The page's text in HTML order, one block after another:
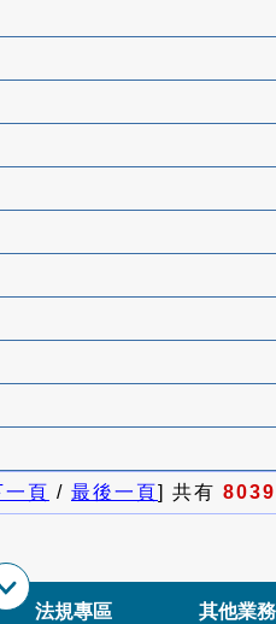
一頁 / 最後一頁] 共有 8039
法規專區 其他業務